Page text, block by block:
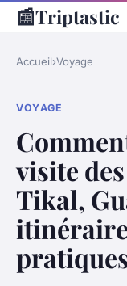
📰Triptastic
Accueil›Voyage
VOYAGE
visite
Tikal,